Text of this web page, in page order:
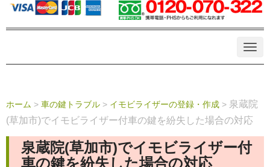
N
v
t
i
o
ホーム > 車の鍵トラブル > イモビライザーの登録・作成 > 泉蔵院
(草加市)でイモビライザー付車の鍵を紛失した場合の対応
泉蔵院(草加市)でイモビライザー付
車の鍵を紛失した場合の対応